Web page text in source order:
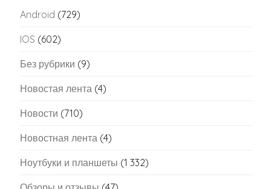
Android (729)
IOS (602)
Без рубрики (9)
Новостая лента (4)
Новости (710)
Новостная лента (4)
Ноутбуки и планшеты (1 332)